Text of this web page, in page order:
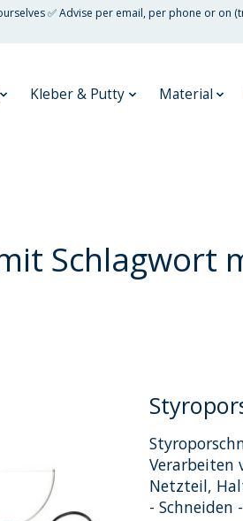
✅ Advise per email, per phone or on
Kleber & Putty Material
Schlagwort
Verarbeiten
Netzteil,
- Schneiden